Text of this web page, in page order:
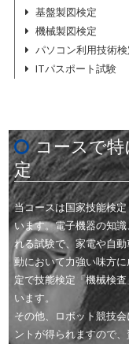
基盤製図検定
機械製図検定
パソコン利用技術検
ITパスポート試験
コースで特
定
当コースは国家技能検
います。電子機器の知
れる試験で、家電や自
動において力強い味方
定で技能検定「機械検
います。
その他、ロボット競技
ントが得られますので